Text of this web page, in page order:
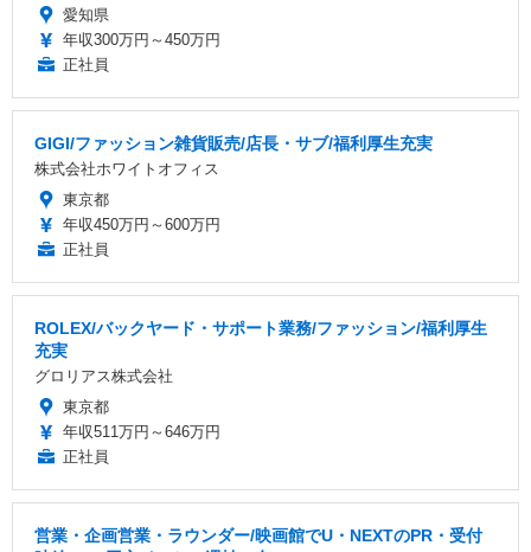
愛知県
年収300万円～450万円
正社員
GIGI/ファッション雑貨販売/店長・サブ/福利厚生充実
株式会社ホワイトオフィス
東京都
年収450万円～600万円
正社員
ROLEX/バックヤード・サポート業務/ファッション/福利厚生
充実
グロリアス株式会社
東京都
年収511万円～646万円
正社員
営業・企画営業・ラウンダー/映画館でU・NEXTのPR・受付